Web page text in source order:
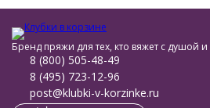
Бренд пряжи для тех, кто вяжет с душой
8 (800) 505-48-49
8 (495) 723-12-96
post@klubki-v-korzinke.ru